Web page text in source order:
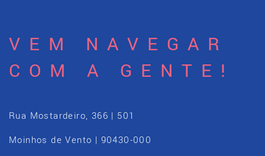
VEM NAVEGAR
COM A GENTE!
Rua Mostardeiro, 366 | 501
Moinhos de Vento | 90430-000